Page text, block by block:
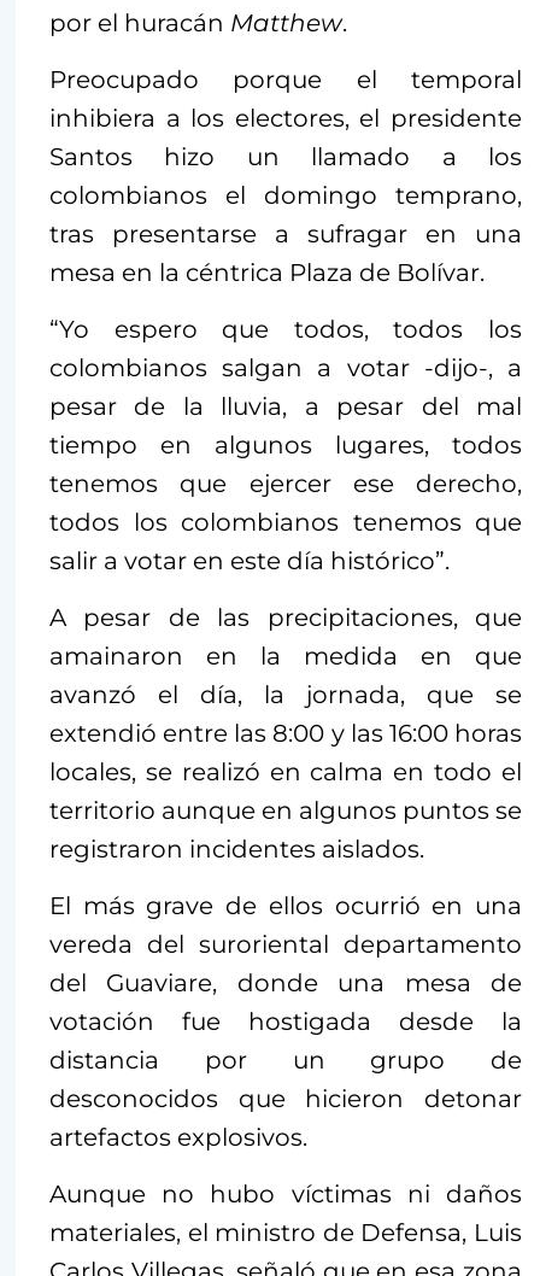
por el huracán Matthew.
Preocupado porque el temporal
inhibiera a los electores, el presidente
Santos hizo un llamado a los
colombianos el domingo temprano,
tras presentarse a sufragar en una
mesa en la céntrica Plaza de Bolívar.
“Yo espero que todos, todos los
colombianos salgan a votar -dijo-, a
pesar de la lluvia, a pesar del mal
tiempo en algunos lugares, todos
tenemos que ejercer ese derecho,
todos los colombianos tenemos que
salir a votar en este día histórico”.
A pesar de las precipitaciones, que
amainaron en la medida en que
avanzó el día, la jornada, que se
extendió entre las 8:00 y las 16:00 horas
locales, se realizó en calma en todo el
territorio aunque en algunos puntos se
registraron incidentes aislados.
El más grave de ellos ocurrió en una
vereda del suroriental departamento
del Guaviare, donde una mesa de
votación fue hostigada desde la
distancia por un grupo de
desconocidos que hicieron detonar
artefactos explosivos.
Aunque no hubo víctimas ni daños
materiales, el ministro de Defensa, Luis